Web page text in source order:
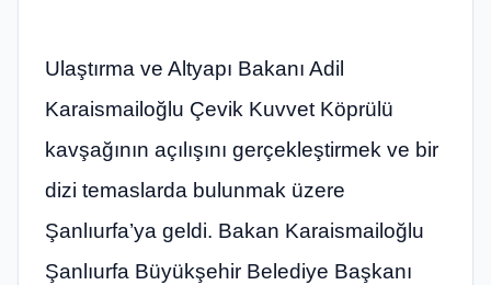
Ulaştırma ve Altyapı Bakanı Adil
Karaismailoğlu Çevik Kuvvet Köprülü
kavşağının açılışını gerçekleştirmek ve bir
dizi temaslarda bulunmak üzere
Şanlıurfa’ya geldi. Bakan Karaismailoğlu
Şanlıurfa Büyükşehir Belediye Başkanı